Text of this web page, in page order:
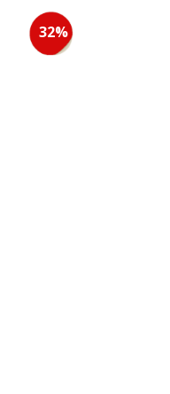
32%